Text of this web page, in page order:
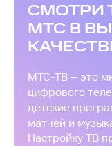
СМОТРИ
МТС В
МТС-ТВ – это
цифрового
детские
матчей и
Настройку ТВ